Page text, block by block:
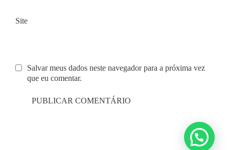
Site
Salvar meus dados neste navegador para a próxima vez
que eu comentar.